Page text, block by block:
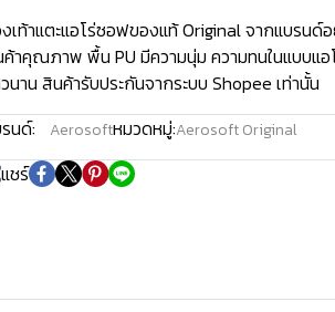
เท้าแตะแอโร่ซอฟของแท้ Original จากแบรนด์
าคุณภาพ พื้น PU มีความนุ่ม ความทนในแบบแอ
นาน สินค้ารับประกันจากระบบ Shopee เท่านั้น
นด์:
Aerosoftหมวดหมู่:Aerosoft Original
แชร์